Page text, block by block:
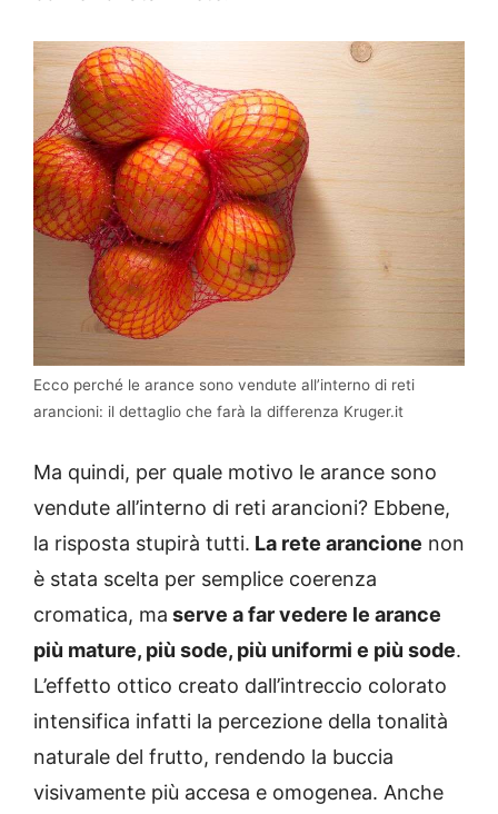
Ecco perché le arance sono vendute all’interno di reti
arancioni: il dettaglio che farà la differenza Kruger.it
Ma quindi, per quale motivo le arance sono
vendute all’interno di reti arancioni? Ebbene,
la risposta stupirà tutti. La rete arancione non
è stata scelta per semplice coerenza
cromatica, ma serve a far vedere le arance
più mature, più sode, più uniformi e più sode.
L’effetto ottico creato dall’intreccio colorato
intensifica infatti la percezione della tonalità
naturale del frutto, rendendo la buccia
visivamente più accesa e omogenea. Anche